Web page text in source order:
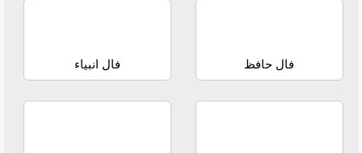
فال حافظ فال انبیاء